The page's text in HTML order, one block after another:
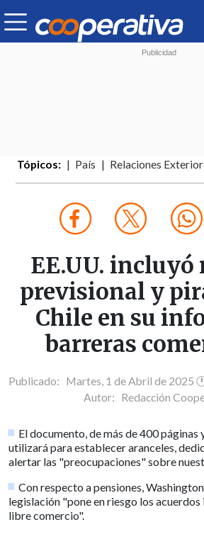
Tópicos: País Relaciones
EE.UU. incluyó
previsional y
Chile en su
barreras
Publicado: Martes, 1 de Abril de 2025
Autor: Redacción
El documento, de más de 400 páginas
utilizará para establecer aranceles,
alertar las "preocupaciones" sobre
Con respecto a pensiones,
legislación "pone en riesgo los
libre comercio".